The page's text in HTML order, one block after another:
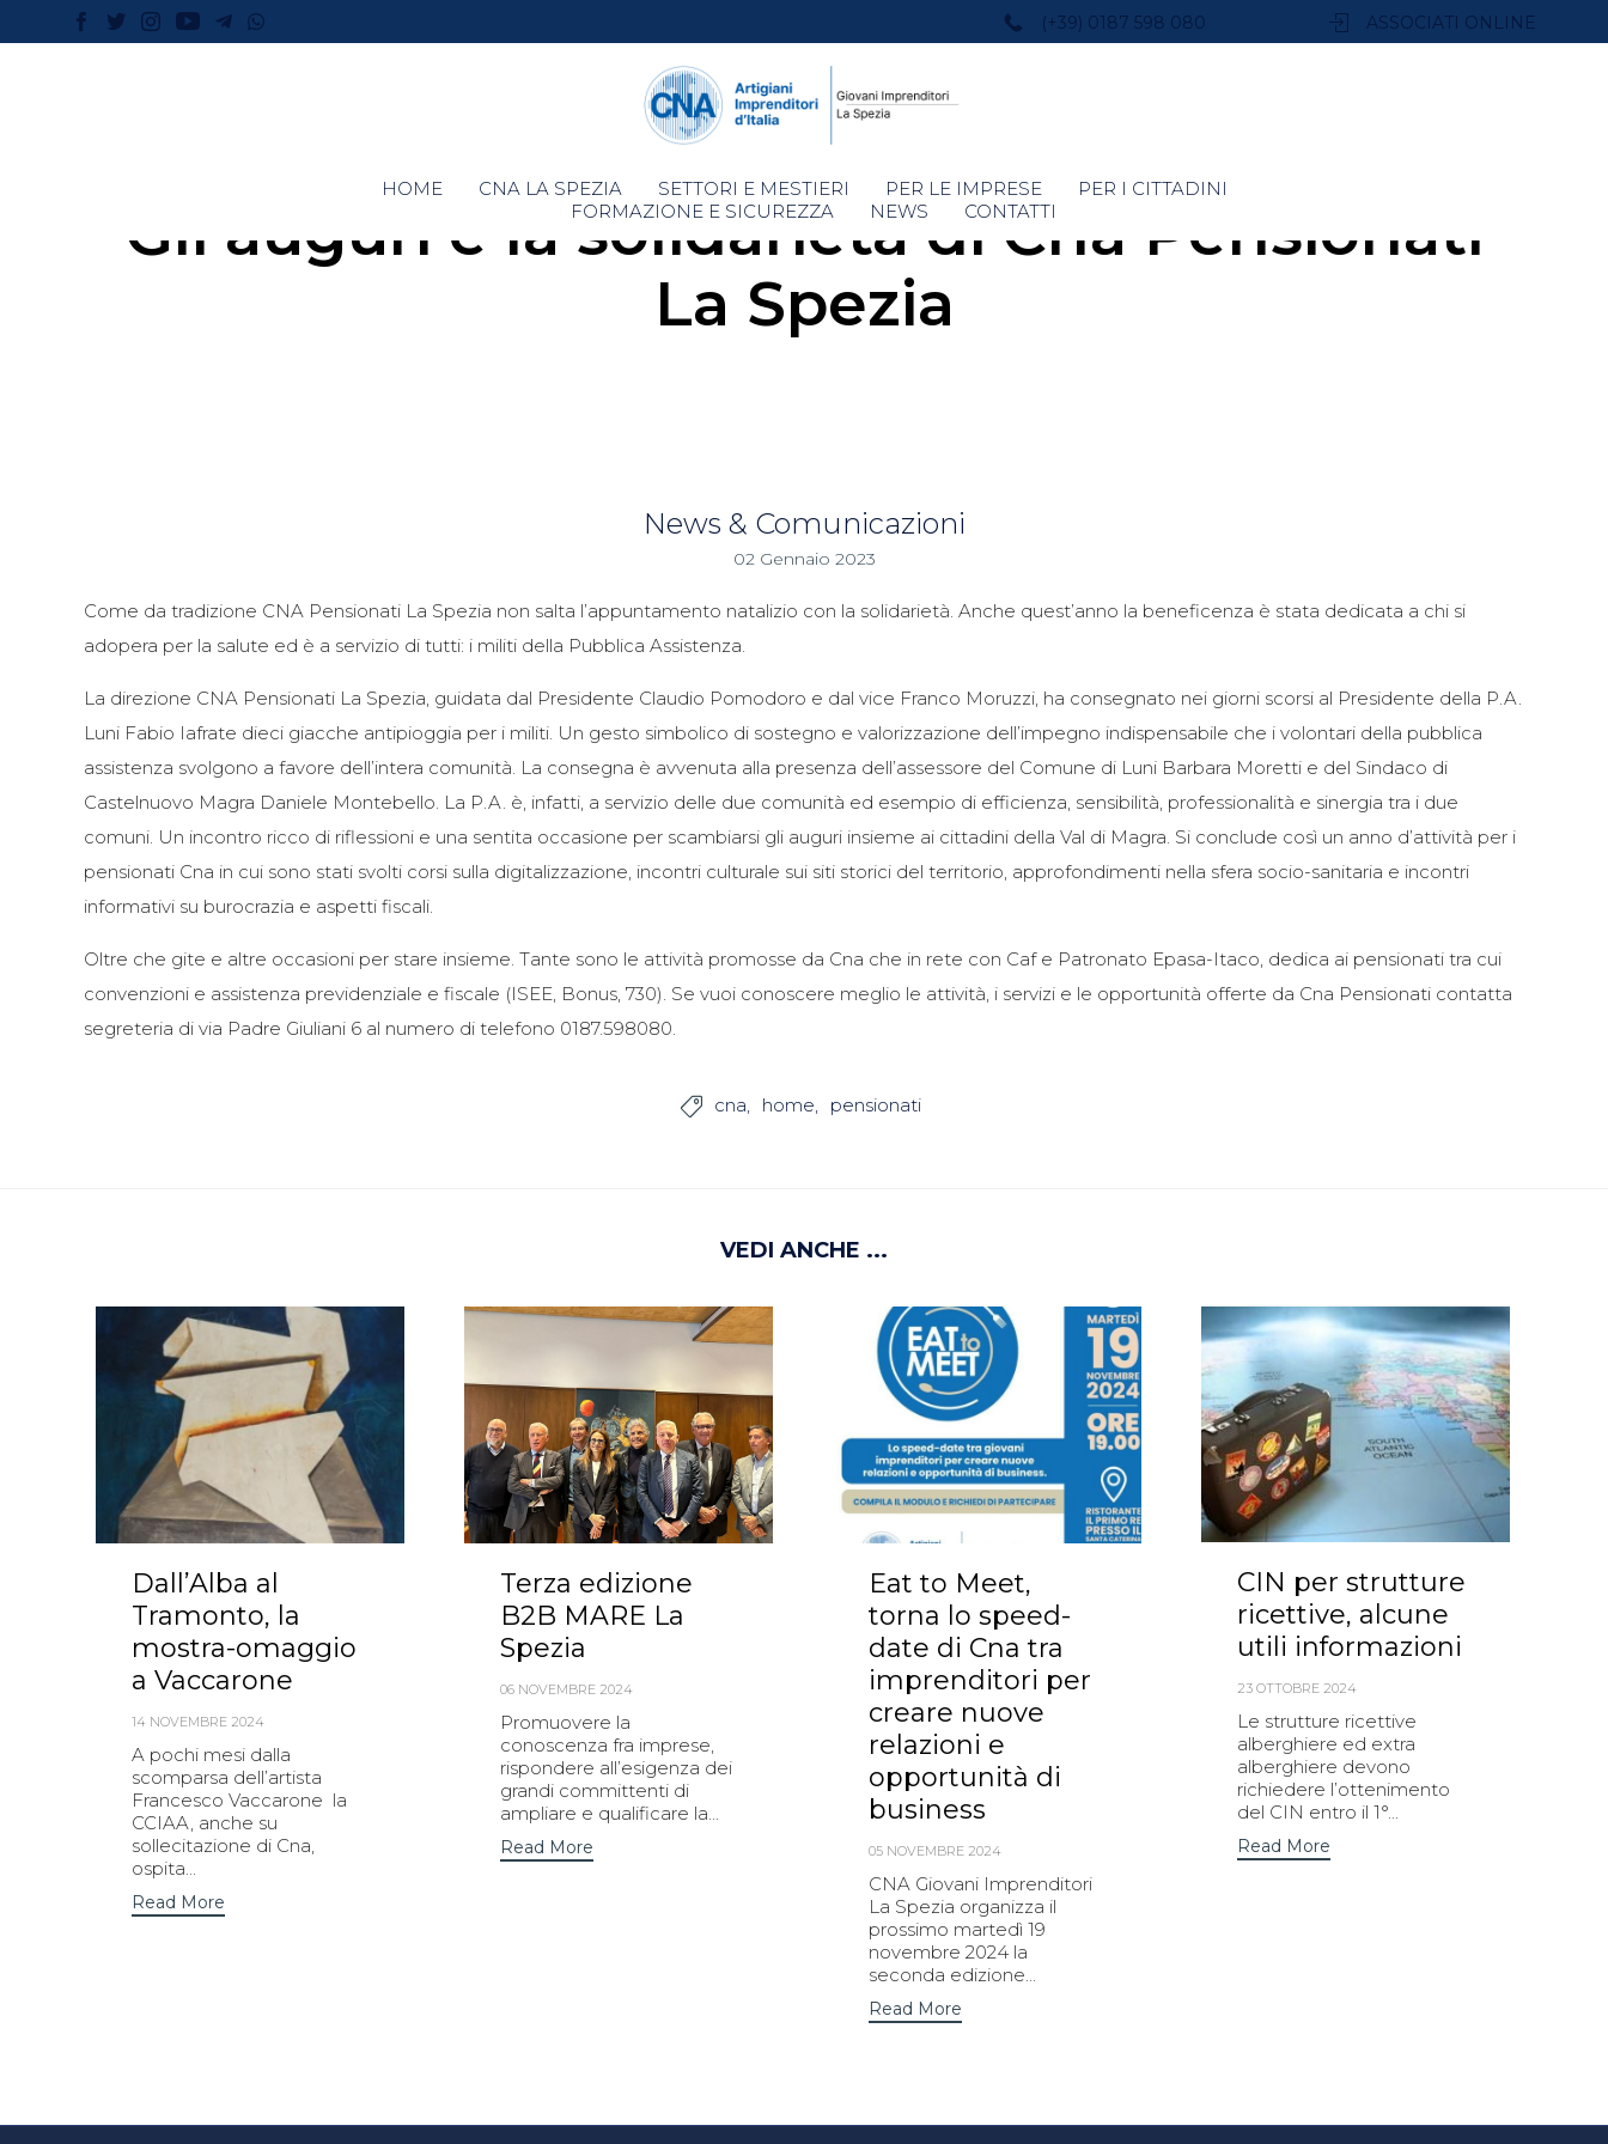
(+39) 0187 598 080 ASSOCIATI ONLINE
Skip
to
HOME CNA LA SPEZIA SETTORI E MESTIERI PER LE IMPRESE
PER I CITTADINI
FORMAZIONE E SICUREZZA
NEWS CONTATTI
Gli auguri e la solidarietà di Cna Pensionati
La Spezia
News & Comunicazioni
02 Gennaio 2023
Come da tradizione CNA Pensionati La Spezia non salta l’appuntamento natalizio con la solidarietà. Anche quest’anno la beneficenza è stata dedicata a chi si
adopera per la salute ed è a servizio di tutti: i militi della Pubblica Assistenza.
La direzione CNA Pensionati La Spezia, guidata dal Presidente Claudio Pomodoro e dal vice Franco Moruzzi, ha consegnato nei giorni scorsi al Presidente della P.A.
Luni Fabio Iafrate dieci giacche antipioggia per i militi. Un gesto simbolico di sostegno e valorizzazione dell’impegno indispensabile che i volontari della pubblica
assistenza svolgono a favore dell’intera comunità. La consegna è avvenuta alla presenza dell’assessore del Comune di Luni Barbara Moretti e del Sindaco di
Castelnuovo Magra Daniele Montebello. La P.A. è, infatti, a servizio delle due comunità ed esempio di efficienza, sensibilità, professionalità e sinergia tra i due
comuni. Un incontro ricco di riflessioni e una sentita occasione per scambiarsi gli auguri insieme ai cittadini della Val di Magra. Si conclude così un anno d’attività per i
pensionati Cna in cui sono stati svolti corsi sulla digitalizzazione, incontri culturale sui siti storici del territorio, approfondimenti nella sfera socio-sanitaria e incontri
informativi su burocrazia e aspetti fiscali.
Oltre che gite e altre occasioni per stare insieme. Tante sono le attività promosse da Cna che in rete con Caf e Patronato Epasa-Itaco, dedica ai pensionati tra cui
convenzioni e assistenza previdenziale e fiscale (ISEE, Bonus, 730). Se vuoi conoscere meglio le attività, i servizi e le opportunità offerte da Cna Pensionati contatta
segreteria di via Padre Giuliani 6 al numero di telefono 0187.598080.
 cna home pensionati
VEDI ANCHE ...
Dall’Alba al
Tramonto, la
mostra-omaggio
a Vaccarone
14 NOVEMBRE 2024
A pochi mesi dalla
scomparsa dell’artista
Francesco Vaccarone la
CCIAA, anche su
sollecitazione di Cna,
ospita...
Read More
Terza edizione
B2B MARE La
Spezia
06 NOVEMBRE 2024
Promuovere la
conoscenza fra imprese,
rispondere all’esigenza dei
grandi committenti di
ampliare e qualificare la...
Read More
Eat to Meet,
torna lo speed-
date di Cna tra
imprenditori per
creare nuove
relazioni e
opportunità di
business
05 NOVEMBRE 2024
CNA Giovani Imprenditori
La Spezia organizza il
prossimo martedì 19
novembre 2024 la
seconda edizione...
Read More
CIN per strutture
ricettive, alcune
utili informazioni
23 OTTOBRE 2024
Le strutture ricettive
alberghiere ed extra
alberghiere devono
richiedere l’ottenimento
del CIN entro il 1°...
Read More